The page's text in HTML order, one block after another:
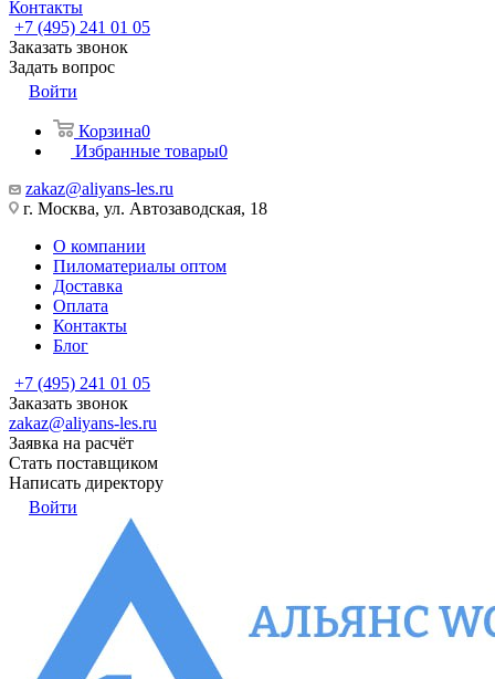
Контакты
+7 (495) 241 01 05
Заказать звонок
Задать вопрос
Войти
Корзина0
Избранные товары0
zakaz@aliyans-les.ru
г. Москва, ул. Автозаводская, 18
О компании
Пиломатериалы оптом
Доставка
Оплата
Контакты
Блог
+7 (495) 241 01 05
Заказать звонок
zakaz@aliyans-les.ru
Заявка на расчёт
Стать поставщиком
Написать директору
Войти